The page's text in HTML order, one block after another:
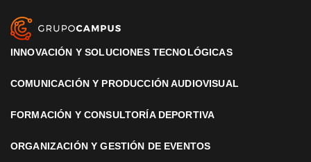
INNOVACIÓN Y SOLUCIONES TECNOLÓGICAS
COMUNICACIÓN Y PRODUCCIÓN AUDIOVISUAL
FORMACIÓN Y CONSULTORÍA DEPORTIVA
ORGANIZACIÓN Y GESTIÓN DE EVENTOS